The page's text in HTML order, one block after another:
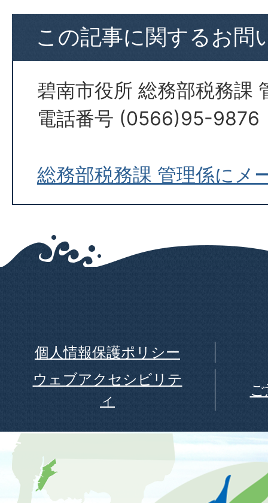
この記事に関するお問
碧南市役所 総務部税務課
電話番号 (0566)95-9876
総務部税務課 管理係にメ
個人情報保護ポリシー
ウェブアクセシビリテ
ィ